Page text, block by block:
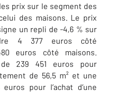
prix sur le segment des
des maisons. Le prix
un repli de -4,6 % sur
4 377 euros côté
euros côté maisons.
239 451 euros pour
de 56,5 m² et une
pour l’achat d’une